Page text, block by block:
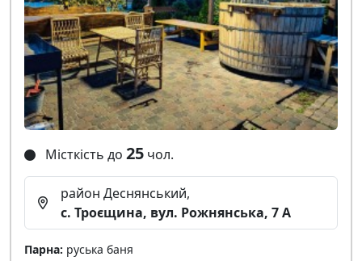
Місткість до 25 чол.
район Деснянський,
с. Троєщина, вул. Рожнянська, 7 A
Парна: руська баня